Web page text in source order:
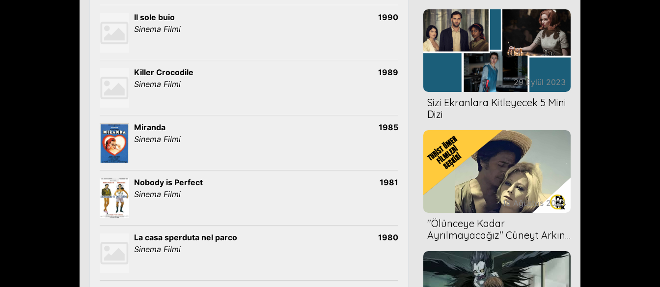
Il sole buio
Sinema Filmi
1990
Killer Crocodile
Sinema Filmi
1989
Miranda
Sinema Filmi
1985
Nobody is Perfect
Sinema Filmi
1981
La casa sperduta nel parco
Sinema Filmi
1980
29 Eylül 2023
Sizi Ekranlara Kitleyecek 5 Mini
Dizi
16 Ağustos 2023
''Ölünceye Kadar
Ayrılmayacağız'' Cüneyt Arkın-